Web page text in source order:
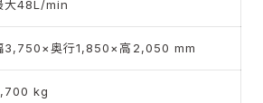
大48L/min
3,750×奥行1,850×高2,050 mm
kg